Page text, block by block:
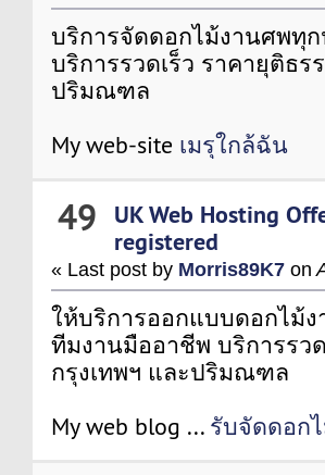
บริการจัดดอกไม้งานศพทุ
บริการรวดเร็ว ราคายุติธร
ปริมณฑล
My web-site เมรุใกล้ฉัน
49 UK Web Hosting
registered
« Last post by Morris89K7 on
ให้บริการออกแบบดอกไม้
ทีมงานมืออาชีพ บริการรว
กรุงเทพฯ และปริมณฑล
My web blog ... รับจัดดอก